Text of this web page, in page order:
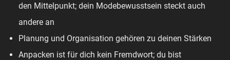
den Mittelpunkt; dein Modebewusstsein steckt auch
andere an
Planung und Organisation gehören zu deinen Stärken
Anpacken ist für dich kein Fremdwort; du bist